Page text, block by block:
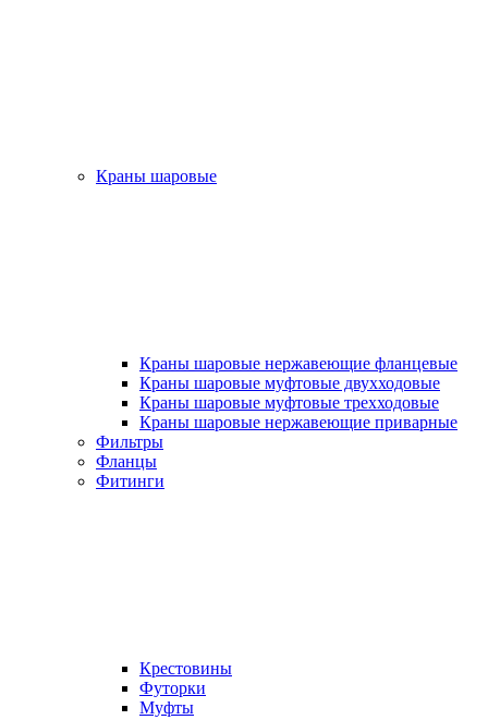
Краны шаровые
Краны шаровые нержавеющие фланцевые
Краны шаровые муфтовые двухходовые
Краны шаровые муфтовые трехходовые
Краны шаровые нержавеющие приварные
Фильтры
Фланцы
Фитинги
Крестовины
Футорки
Муфты